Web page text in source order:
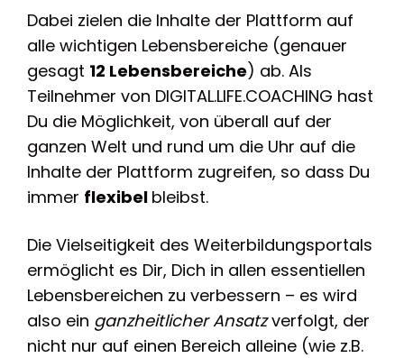
Dabei zielen die Inhalte der Plattform auf
alle wichtigen Lebensbereiche (genauer
gesagt 12 Lebensbereiche) ab. Als
Teilnehmer von DIGITAL.LIFE.COACHING hast
Du die Möglichkeit, von überall auf der
ganzen Welt und rund um die Uhr auf die
Inhalte der Plattform zugreifen, so dass Du
immer flexibel bleibst.
Die Vielseitigkeit des Weiterbildungsportals
ermöglicht es Dir, Dich in allen essentiellen
Lebensbereichen zu verbessern – es wird
also ein ganzheitlicher Ansatzverfolgt, der
nicht nur auf einen Bereich alleine (wie z.B.